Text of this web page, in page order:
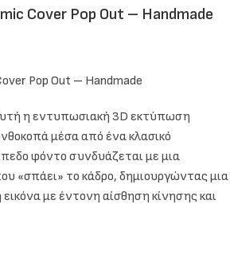
Cover Pop Out – Handmade
Pop Out – Handmade
η εντυπωσιακή 3D εκτύπωση
μέσα από ένα κλασικό
φόντο συνδυάζεται με μια
«σπάει» το κάδρο, δημιουργώντας μια
εικόνα με έντονη αίσθηση κίνησης και